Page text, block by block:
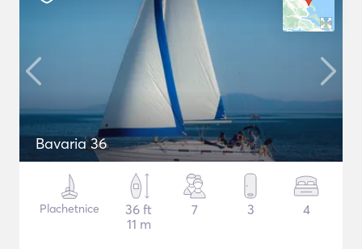
Bavaria 36
Plachetnice
36 ft
11 m
7 3 4